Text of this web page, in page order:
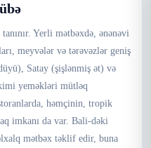
Yerli mətbəxdə, ənənəvi
meyvələr və tərəvəzlər geniş
Satay (şişlənmiş ət) və
yeməkləri mütləq
həmçinin, tropik
imkanı da var. Bali-dəki
mətbəx təklif edir, buna